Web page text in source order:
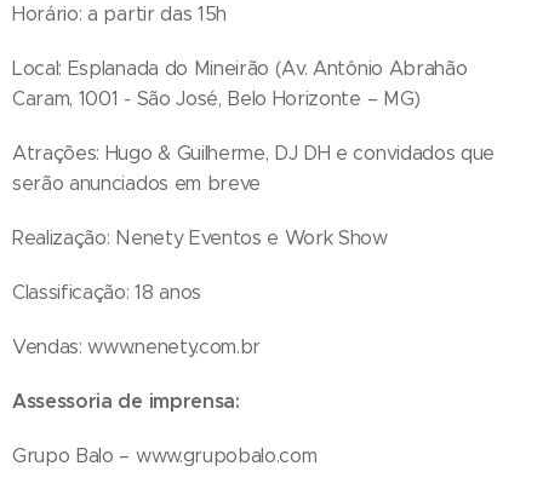
Horário: a partir das 15h
Local: Esplanada do Mineirão (Av. Antônio Abrahão
Caram, 1001 - São José, Belo Horizonte – MG)
Atrações: Hugo & Guilherme, DJ DH e convidados que
serão anunciados em breve
Realização: Nenety Eventos e Work Show
Classificação: 18 anos
Vendas: www.nenety.com.br
Assessoria de imprensa:
Grupo Balo – www.grupobalo.com